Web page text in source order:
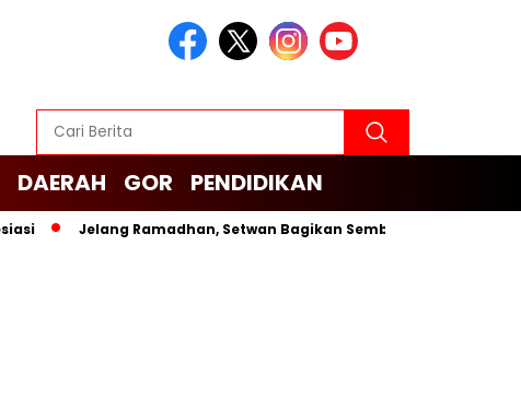
DAERAH GOR PENDIDIKAN
Jelang Ramadhan, Setwan Bagikan Sembako untuk Cleaning